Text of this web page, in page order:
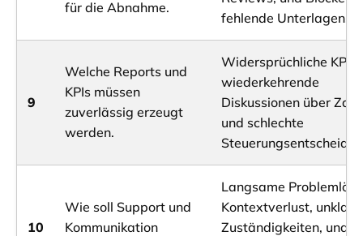
für die Abnahme.
fehlende Unterlagen.
9
Welche Reports und
KPIs müssen
zuverlässig erzeugt
werden.
Widersprüchliche KPIs,
wiederkehrende
Diskussionen über
und schlechte
10
Wie soll Support und
Kommunikation
Langsame
Kontextverlust, unklare
Zuständigkeiten, und